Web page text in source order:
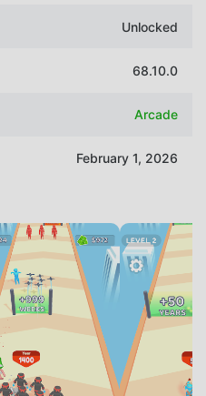
Unlocked
68.10.0
Arcade
February 1, 2026